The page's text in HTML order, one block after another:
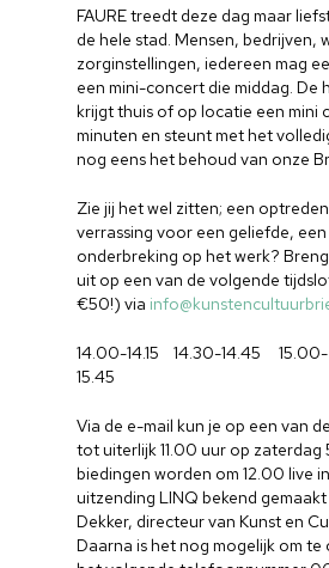
FAURE treedt deze dag maar
de hele stad. Mensen, bedrijven,
zorginstellingen, iedereen mag
een mini-concert die middag. De
krijgt thuis of op locatie een mini
minuten en steunt met het
nog eens het behoud van onze
Zie jij het wel zitten; een
verrassing voor een geliefde,
onderbreking op het werk?
uit op een van de volgende
€50!) via
14.00-14.15 14.30-14.45 15.00-
15.45
Via de e-mail kun je op een van
tot uiterlijk 11.00 uur op zaterdag
biedingen worden om 12.00 live
uitzending LINQ bekend
Dekker, directeur van Kunst en
Daarna is het nog mogelijk om te